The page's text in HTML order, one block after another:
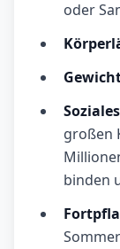
oder
großen
binden